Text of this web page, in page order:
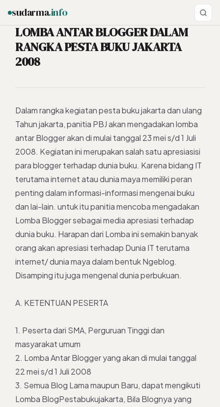
sudarma.info
LOMBA ANTAR BLOGGER DALAM
RANGKA PESTA BUKU JAKARTA
2008
Dalam rangka kegiatan pesta buku jakarta dan ulang
Tahun jakarta, panitia PBJ akan mengadakan lomba
antar Blogger akan di mulai tanggal 23 mei s/d 1 Juli
2008. Kegiatan ini merupakan salah satu apresiasisi
para blogger terhadap dunia buku. Karena bidang IT
terutama internet atau dunia maya memiliki peran
penting dalam informasi-informasi mengenai buku
dan lai-lain. untuk itu panitia mencoba mengadakan
Lomba Blogger sebagai media apresiasi terhadap
dunia buku. Harapan dari Lomba ini semakin banyak
orang akan apresiasi terhadap Dunia IT terutama
internet/ dunia maya dalam bentuk Ngeblog.
Disamping itu juga mengenal dunia perbukuan.
A. KETENTUAN PESERTA
1. Peserta dari SMA, Perguruan Tinggi dan
masyarakat umum
2. Lomba Antar Blogger yang akan di mulai tanggal
22 mei s/d 1 Juli 2008
3. Semua Blog Lama maupun Baru, dapat mengikuti
Lomba BlogPestabukujakarta, Bila Blognya yang